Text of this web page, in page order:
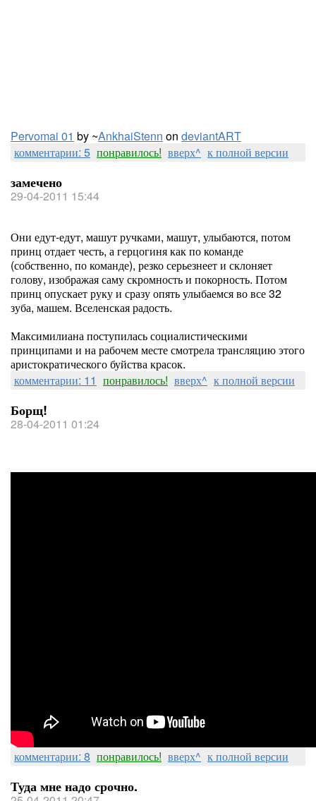
Pervomai 01 by ~AnkhaiStenn on deviantART
комментарии: 5 понравилось! вверх^ к полной версии
замечено
29-04-2011 15:44
Они едут-едут, машут ручками, машут, улыбаются, потом
принц отдает честь, а герцогиня как по команде
(собственно, по команде), резко серьезнеет и склоняет
голову, изображая саму скромность и покорность. Потом
принц опускает руку и сразу опять улыбаемся во все 32
зуба, машем. Вселенская радость.
Максимилиана поступилась социалистическими
принципами и на рабочем месте смотрела трансляцию этого
аристократического буйства красок.
комментарии: 11 понравилось! вверх^ к полной версии
Борщ!
28-04-2011 01:24
комментарии: 8 понравилось! вверх^ к полной версии
Туда мне надо срочно.